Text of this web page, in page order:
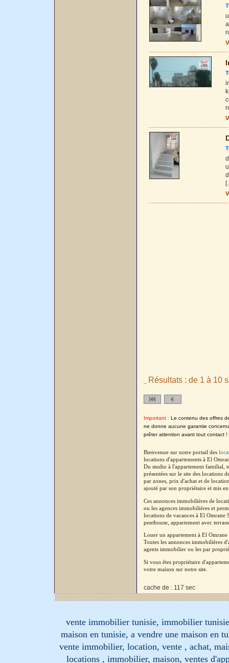
Résultats : de 1 à 10
Important : Le contenu des offres
ne donne aucune garantie
prêter attention avant tout contact !
Bienvenue sur notre portail des
locations d'appartements à El
Du studio à l'appartement familial,
présentées sur le site des locations
par zones, prix d'achat et de
ajouté par son propriétaire et mis
Ces annonces immobilières de
ou les agences immobilières et
locations de vacances à El
penthouse, appartement avec
Louer un appartement à El
Toutes les annonces immobilières
agents immobilier ou les par
Si vous êtes propriétaire
votre maison sur notre site.
cache de : 117 sec
vente immobilier tunisie, immobilier
maison en tunisie, a vendre une maison en
vente immobilier, location, vente , achat,
locations , immobilier, maison, ventes